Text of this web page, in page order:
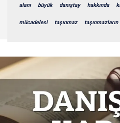
alanı büyük danıştay hakkında
mücadelesi taşınmaz taşınmazların